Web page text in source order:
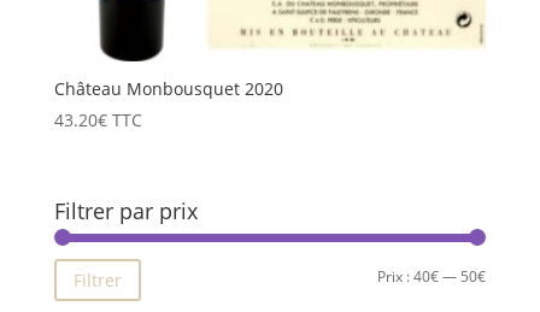
Château Monbousquet 2020
43.20€ TTC
Filtrer par prix
Prix
Prix
Filtrer Prix :40€— 50€